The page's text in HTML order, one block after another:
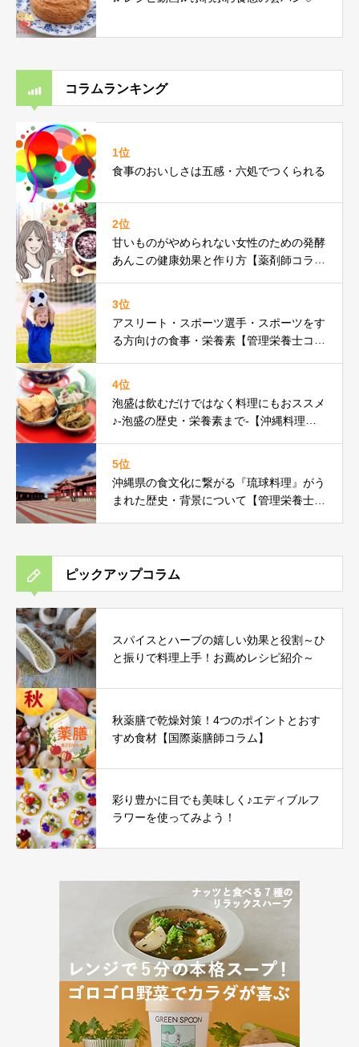
コラムランキング
1位
食事のおいしさは五感・六処でつくられる
2位
甘いものがやめられない女性のための発酵
あんこの健康効果と作り方【薬剤師コラ
3位
アスリート・スポーツ選手・スポーツをす
る方向けの食事・栄養素【管理栄養士コラ
4位
泡盛は飲むだけではなく料理にもおススメ
♪-泡盛の歴史・栄養素まで-【沖縄料理研
5位
沖縄県の食文化に繋がる『琉球料理』がう
まれた歴史・背景について【管理栄養士コ
ピックアップコラム
スパイスとハーブの嬉しい効果と役割～ひ
と振りで料理上手！お薦めレシピ紹介～
秋薬膳で乾燥対策！4つのポイントとおす
すめ食材【国際薬膳師コラム】
彩り豊かに目でも美味しく♪エディブルフ
ラワーを使ってみよう！